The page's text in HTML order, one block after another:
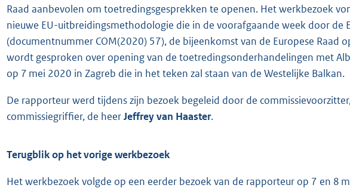
K
b
Raad aanbevolen om toetredingsgesprekken te openen. Het werkbezoek
nieuwe EU-uitbreidingsmethodologie die in de voorafgaande week door de
(documentnummer COM(2020) 57), de bijeenkomst van de Europese Raad
wordt gesproken over opening van de toetredingsonderhandelingen met
op 7 mei 2020 in Zagreb die in het teken zal staan van de Westelijke Balkan.
De rapporteur werd tijdens zijn bezoek begeleid door de
commissiegriffier, de heerJeffrey van Haaster.
Terugblik op het vorige werkbezoek
Het werkbezoek volgde op een eerder bezoek van de rapporteur op 7 en 8